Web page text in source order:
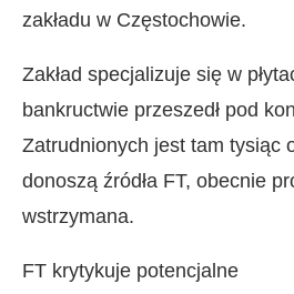
zakładu w Częstochowie.
Zakład specjalizuje się w
bankructwie przeszedł pod
Zatrudnionych jest tam tysiąc
donoszą źródła FT, obecnie
wstrzymana.
FT krytykuje potencjalne